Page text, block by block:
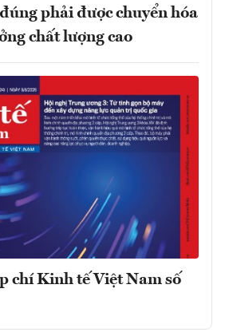
phải được chuyển hóa
chất lượng cao
chí Kinh tế Việt Nam số